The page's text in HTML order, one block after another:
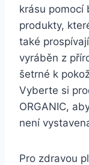
krásu pomocí
⁢produkty,
také
vyráběn‍ z
šetrné k
Vyberte si
‍ORGANIC,
není
Pro zdravou